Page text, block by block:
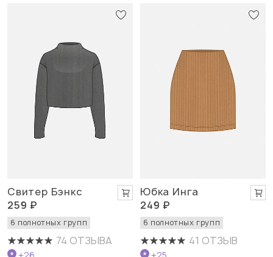
Свитер Бэнкс
259 ₽
6 полнотных групп
74 ОТЗЫВА
Юбка Инга
249 ₽
6 полнотных групп
41 ОТЗЫВ